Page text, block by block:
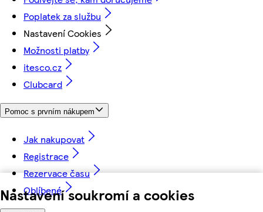
Nastavení soukromí a cookies
Poplatek za službu
Nastavení Cookies
Možnosti platby
itesco.cz
Clubcard
Pomoc s prvním nákupem
Jak nakupovat
Registrace
Rezervace času
Oblíbené